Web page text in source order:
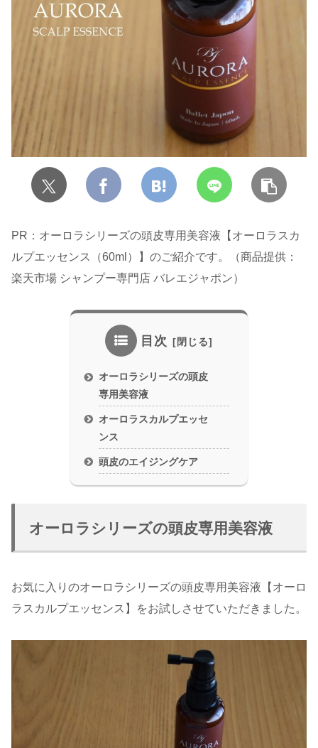
PR：オーロラシリーズの頭皮専用美容液【オーロラスカ
ルプエッセンス（60ml）】のご紹介です。（商品提供：
楽天市場 シャンプー専門店 バレエジャポン）
目次
オーロラシリーズの頭皮
専用美容液
オーロラスカルプエッセ
ンス
頭皮のエイジングケア
オーロラシリーズの頭皮専用美容液
お気に入りのオーロラシリーズの頭皮専用美容液【オーロ
ラスカルプエッセンス】をお試しさせていただきました。